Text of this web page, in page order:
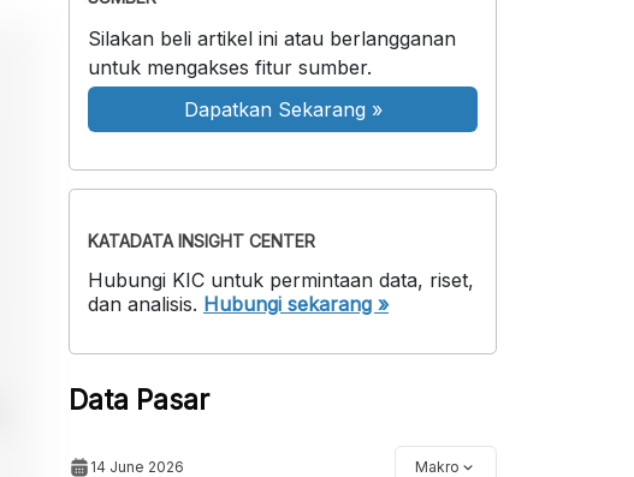
Silakan beli artikel ini atau berlangganan
untuk mengakses fitur sumber.
Dapatkan Sekarang »
KATADATA INSIGHT CENTER
Hubungi KIC untuk permintaan data, riset,
dan analisis. Hubungi sekarang »
Data Pasar
14 June 2026 Makro